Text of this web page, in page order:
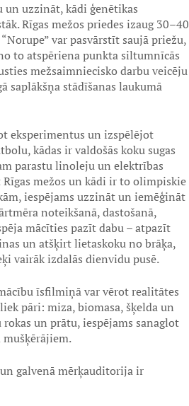
un uzzināt, kādi ģenētikas
Rīgas mežos priedes izaug 30–40
var pasvārstīt saujā priežu,
to atspēriena punkta siltumnīcās
mežsaimniecisko darbu veicēju
saplākšņa stādīšanas laukumā
eksperimentus un izspēlējot
kādas ir valdošās koku sugas
parastu linoleju un elektrības
mežos un kādi ir to olimpiskie
iespējams uzzināt un iemēģināt
noteikšanā, dastošanā,
mācīties pazīt dabu – atpazīt
un atšķirt lietaskoku no brāķa,
vairāk izdalās dienvidu pusē.
īsfilmiņā var vērot realitātes
pāri: miza, biomasa, šķelda un
un prātu, iespējams sanaglot
galvenā mērķauditorija ir